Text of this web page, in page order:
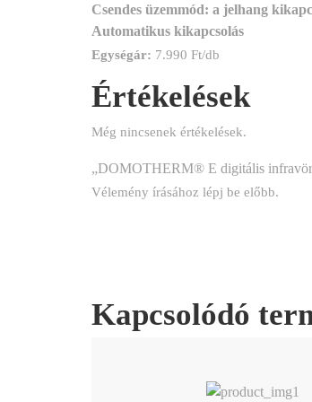
Csendes üzemmód: a jelhang
Automatikus kikapcsolás
Egységár: 7.990 Ft/db
Értékelések
Még nincsenek értékelések.
„DOMOTHERM® E digitális
Vélemény írásához lépj be előbb.
Kapcsolódó